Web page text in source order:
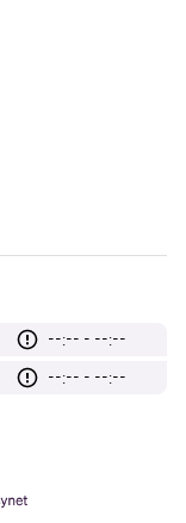
--:-- - --:--
--:-- - --:--